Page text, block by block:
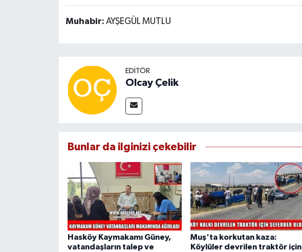
Muhabir: AYŞEGÜL MUTLU
EDITÖR
Olcay Çelik
Bunlar da ilginizi çekebilir
Hasköy Kaymakamı Güney,
vatandaşların talep ve
Muş'ta korkutan kaza:
Köylüler devrilen traktör için